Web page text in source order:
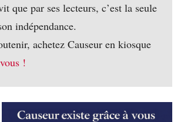
que par ses lecteurs, c’est la seule
indépendance.
achetez Causeur en kiosque
!